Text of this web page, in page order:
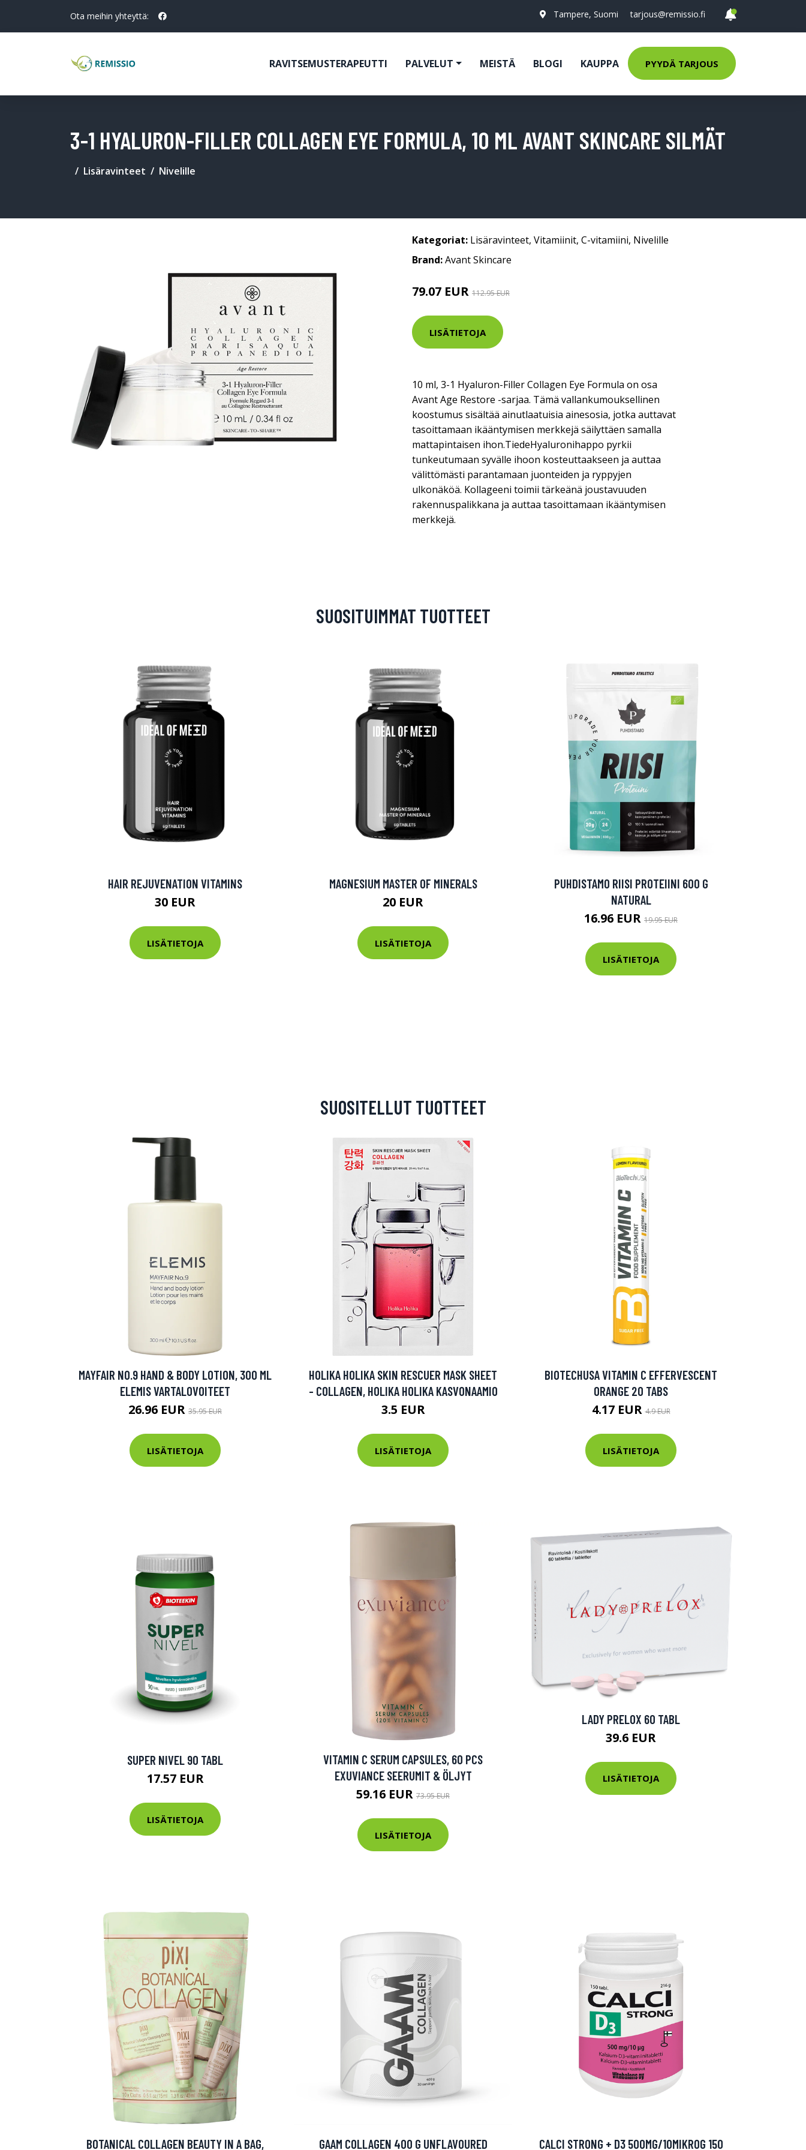
Ota meihin yhteyttä: Tampere, Suomi tarjous@remissio.fi
RAVITSEMUSTERAPEUTTI PALVELUT MEISTÄ BLOGI KAUPPA PYYDÄ TARJOUS
3-1 HYALURON-FILLER COLLAGEN EYE FORMULA, 10 ML AVANT SKINCARE SILMÄT
Lisäravinteet Nivelille
Kategoriat: Lisäravinteet, Vitamiinit, C-vitamiini, Nivelille
Brand:Avant Skincare
79.07 EUR 112.95 EUR
LISÄTIETOJA
10 ml, 3-1 Hyaluron-Filler Collagen Eye Formula on osa
Avant Age Restore -sarjaa. Tämä vallankumouksellinen
koostumus sisältää ainutlaatuisia ainesosia, jotka auttavat
tasoittamaan ikääntymisen merkkejä säilyttäen samalla
mattapintaisen ihon.TiedeHyaluronihappo pyrkii
tunkeutumaan syvälle ihoon kosteuttaakseen ja auttaa
välittömästi parantamaan juonteiden ja ryppyjen
ulkonäköä. Kollageeni toimii tärkeänä joustavuuden
rakennuspalikkana ja auttaa tasoittamaan ikääntymisen
merkkejä.
SUOSITUIMMAT TUOTTEET
HAIR REJUVENATION VITAMINS
30 EUR
LISÄTIETOJA
MAGNESIUM MASTER OF MINERALS
20 EUR
LISÄTIETOJA
PUHDISTAMO RIISI PROTEIINI 600 G
NATURAL
16.96 EUR 19.95 EUR
LISÄTIETOJA
SUOSITELLUT TUOTTEET
MAYFAIR NO.9 HAND & BODY LOTION, 300 ML
ELEMIS VARTALOVOITEET
26.96 EUR 35.95 EUR
LISÄTIETOJA
HOLIKA HOLIKA SKIN RESCUER MASK SHEET
- COLLAGEN, HOLIKA HOLIKA KASVONAAMIO
3.5 EUR
LISÄTIETOJA
BIOTECHUSA VITAMIN C EFFERVESCENT
ORANGE 20 TABS
4.17 EUR4.9 EUR
LISÄTIETOJA
SUPER NIVEL 90 TABL
17.57 EUR
LISÄTIETOJA
VITAMIN C SERUM CAPSULES, 60 PCS
EXUVIANCE SEERUMIT & ÖLJYT
59.16 EUR 73.95 EUR
LISÄTIETOJA
LADY PRELOX 60 TABL
39.6 EUR
LISÄTIETOJA
BOTANICAL COLLAGEN BEAUTY IN A BAG, GAAM COLLAGEN 400 G UNFLAVOURED CALCI STRONG + D3 500MG/10MIKROG 150
Erikoistarjous
Sponsoriltamme
Kaikki IdealofMeDin tuotteet -20 %!
Varaa terveystarkastus
nyt vain 200 €
hintaan.
KATSO TARJOUS